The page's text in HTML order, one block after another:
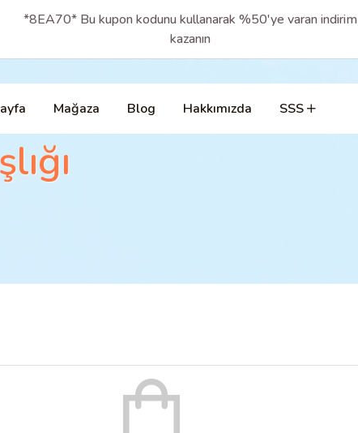
*8EA70* Bu kupon kodunu kullanarak %50'ye varan indirim
kazanın
Mağaza Blog Hakkımızda SSS